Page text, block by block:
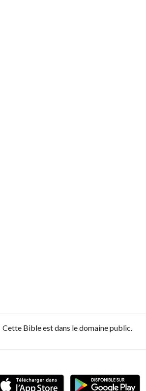
Cette Bible est dans le domaine public.